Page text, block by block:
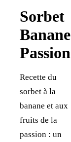
Sorbet
Banane
Passion
Recette du
sorbet à la
banane et aux
fruits de la
passion : un